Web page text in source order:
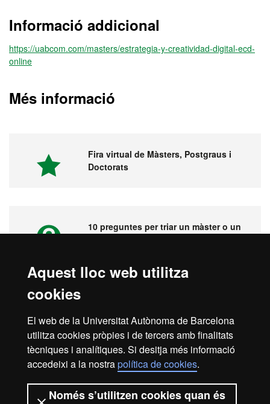
Aquest lloc web utilitza
cookies
El web de la Universitat Autònoma de Barcelona
utilitza cookies pròpies i de tercers amb finalitats
tècniques i analítiques. Si desitja més informació
accedeixi a la nostrapolítica de cookies.
Només s’utilitzen cookies quan és
Informació addicional
https://uabcom.com/masters/estrategia-y-creatividad-digital-ecd-
online
Més informació
Fira virtual de Màsters, Postgraus i
Doctorats
10 preguntes per triar un màster o un
Inici Avís legal Protecció de dades